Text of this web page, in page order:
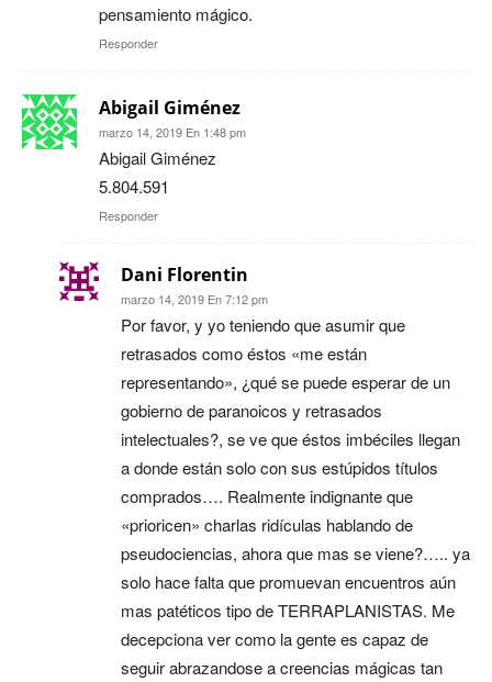
pensamiento mágico.
Responder
Abigail Giménez
marzo 14, 2019 En 1:48 pm
Abigail Giménez
5.804.591
Responder
Dani Florentin
marzo 14, 2019 En 7:12 pm
Por favor, y yo teniendo que asumir que
retrasados como éstos «me están
representando», ¿qué se puede esperar de un
gobierno de paranoicos y retrasados
intelectuales?, se ve que éstos imbéciles llegan
a donde están solo con sus estúpidos títulos
comprados…. Realmente indignante que
«prioricen» charlas ridículas hablando de
pseudociencias, ahora que mas se viene?….. ya
solo hace falta que promuevan encuentros aún
mas patéticos tipo de TERRAPLANISTAS. Me
decepciona ver como la gente es capaz de
seguir abrazandose a creencias mágicas tan